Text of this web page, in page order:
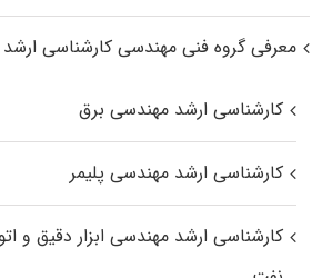
معرفی گروه فنی مهندسی کارشناسی ارشد
کارشناسی ارشد مهندسی برق
کارشناسی ارشد مهندسی پلیمر
کارشناسی ارشد مهندسی ابزار دقیق و